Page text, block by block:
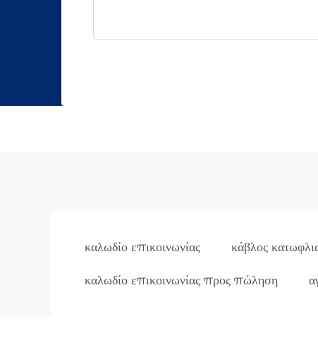
καλωδίο επικοινωνίας κάβλος
καλωδίο επικοινωνίας προς πώληση